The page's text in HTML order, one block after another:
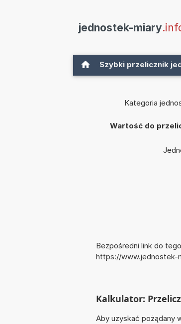
jednostek-miary
Szybki przelicznik
Kategoria
Wartość do
Bezpośredni link do
https://www.jednostek-
Kalkulator:
Aby uzyskać pożądany